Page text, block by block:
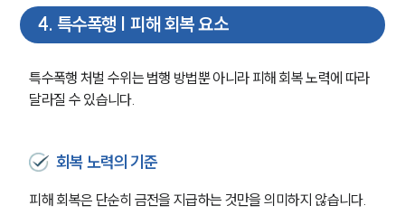
4. 특수폭행 | 피해 회복 요소
특수폭행 처벌 수위는 범행 방법뿐 아니라 피해 회복 노력에 따라
달라질 수 있습니다.
회복 노력의 기준
피해 회복은 단순히 금전을 지급하는 것만을 의미하지 않습니다.